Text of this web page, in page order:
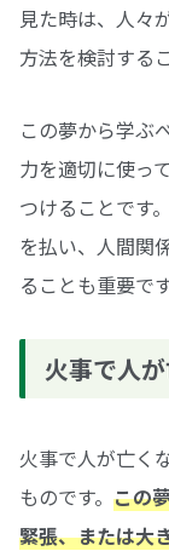
見た時は、人々
方法を検討する
この夢から学ぶ
力を適切に使っ
つけることです
を払い、人間関
ることも重要です
火事で人
火事で人が亡く
ものです。 この
緊張、または大